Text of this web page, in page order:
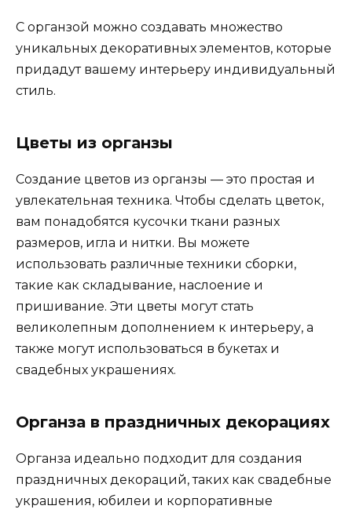
С органзой можно создавать множество
уникальных декоративных элементов, которые
придадут вашему интерьеру индивидуальный
стиль.
Цветы из органзы
Создание цветов из органзы — это простая и
увлекательная техника. Чтобы сделать цветок,
вам понадобятся кусочки ткани разных
размеров, игла и нитки. Вы можете
использовать различные техники сборки,
такие как складывание, наслоение и
пришивание. Эти цветы могут стать
великолепным дополнением к интерьеру, а
также могут использоваться в букетах и
свадебных украшениях.
Органза в праздничных декорациях
Органза идеально подходит для создания
праздничных декораций, таких как свадебные
украшения, юбилеи и корпоративные